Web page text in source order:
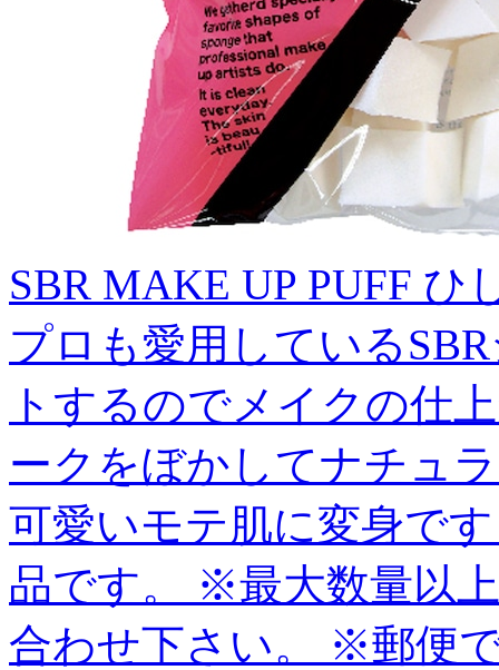
SBR MAKE UP PUFF ひ
プロも愛用している
トするのでメイクの仕
ークをぼかしてナチュ
可愛いモテ肌に変身で
品です。 ※最大数量以
合わせ下さい。 ※郵便